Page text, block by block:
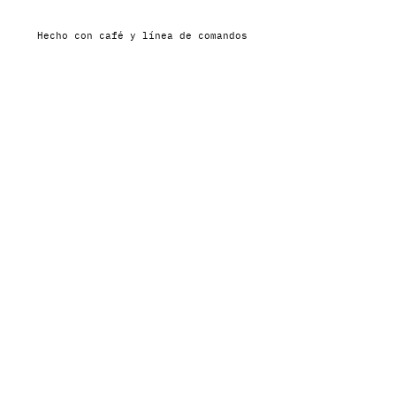
Hecho con café y línea de comandos